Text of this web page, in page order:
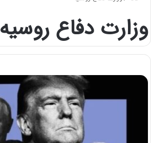
وزارت دفاع روسیه